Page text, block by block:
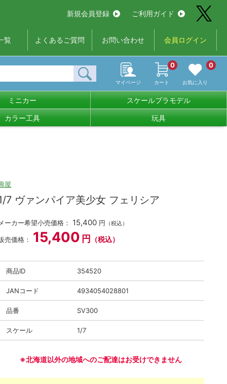
新規会員登録 ご利用ガイド
覧 よくあるご質問 お問い合わせ 会員ログイン
マイページ カート
0
お気に入り
0
ミニカー スケールプラモデル
カラー工具 玩具
屋
7 ヴァンパイア美少女 フェリシア
メーカー希望小売価格： 15,400 円 （税込）
売価格： 15,400 円 （税込）
商品ID 354520
JANコード 4934054028801
品番 SV300
スケール 1/7
※北海道以外の地域へのご配達はお受けできません